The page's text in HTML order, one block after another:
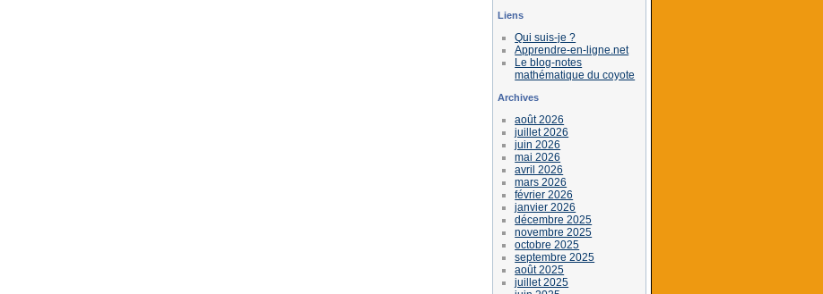
Liens
Qui suis-je ?
Apprendre-en-ligne.net
Le blog-notes
mathématique du coyote
Archives
août 2026
juillet 2026
juin 2026
mai 2026
avril 2026
mars 2026
février 2026
janvier 2026
décembre 2025
novembre 2025
octobre 2025
septembre 2025
août 2025
juillet 2025